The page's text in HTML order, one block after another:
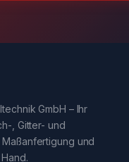
GmbH – Ihr
, Gitter- und
und